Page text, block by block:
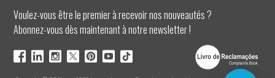
Voulez-vous être le premier à recevoir nos nouveautés ?
Abonnez-vous dès maintenant à notre newsletter !